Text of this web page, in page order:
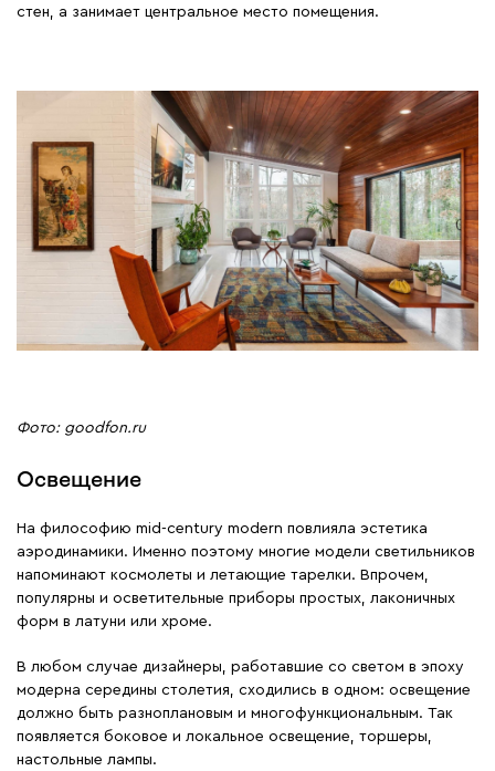
стен, а занимает центральное место помещения.
Фото: goodfon.ru
Освещение
На философию mid-century modern повлияла эстетика
аэродинамики. Именно поэтому многие модели светильников
напоминают космолеты и летающие тарелки. Впрочем,
популярны и осветительные приборы простых, лаконичных
форм в латуни или хроме.
В любом случае дизайнеры, работавшие со светом в эпоху
модерна середины столетия, сходились в одном: освещение
должно быть разноплановым и многофункциональным. Так
появляется боковое и локальное освещение, торшеры,
настольные лампы.